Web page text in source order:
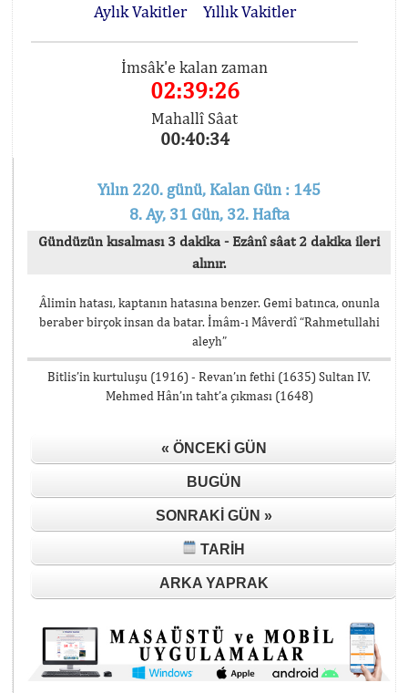
Aylık Vakitler
Yıllık Vakitler
İmsâk'e kalan zaman
02:39:26
Mahallî Sâat
00:40:34
Yılın 220. günü, Kalan Gün : 145
8. Ay, 31 Gün, 32. Hafta
Gündüzün kısalması 3 dakika - Ezânî sâat 2 dakika ileri
alınır.
Âlimin hatası, kaptanın hatasına benzer. Gemi batınca, onunla
beraber birçok insan da batar. İmâm-ı Mâverdî “Rahmetullahi
aleyh”
Bitlis’in kurtuluşu (1916) - Revan’ın fethi (1635) Sultan IV.
Mehmed Hân’ın taht’a çıkması (1648)
« ÖNCEKI GÜN
BUGÜN
SONRAKI GÜN »
TARIH
ARKA YAPRAK